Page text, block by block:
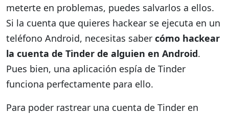
meterte en problemas, puedes salvarlos a ellos.
Si la cuenta que quieres hackear se ejecuta en un
teléfono Android, necesitas saber cómo hackear
la cuenta de Tinder de alguien en Android.
Pues bien, una aplicación espía de Tinder
funciona perfectamente para ello.
Para poder rastrear una cuenta de Tinder en